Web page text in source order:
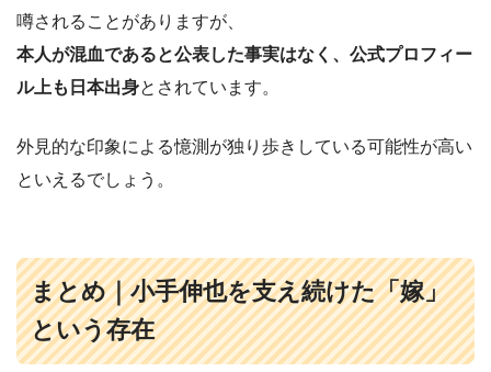
噂されることがありますが、
本人が混血であると公表した事実はなく、公式プロフィー
ル上も日本出身とされています。
外見的な印象による憶測が独り歩きしている可能性が高い
といえるでしょう。
まとめ｜小手伸也を支え続けた「嫁」
という存在